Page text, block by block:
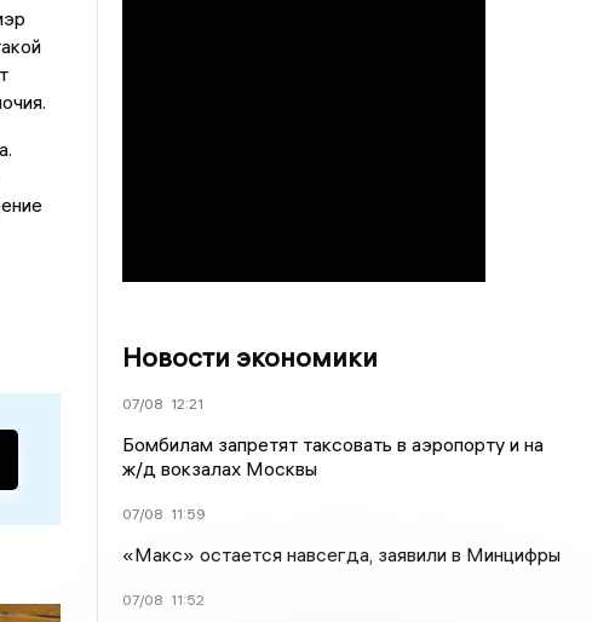
Новости экономики
07/08 12:21
Бомбилам запретят таксовать в аэропорту и на
ж/д вокзалах Москвы
07/08 11:59
«Макс» остается навсегда, заявили в Минцифры
07/08 11:52